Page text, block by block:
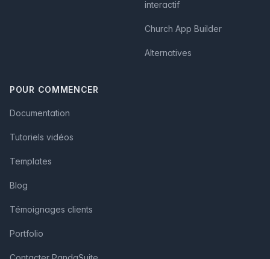
interactif
Church App Builder
Alternatives
POUR COMMENCER
Documentation
Tutoriels vidéos
Templates
Blog
Témoignages clients
Portfolio